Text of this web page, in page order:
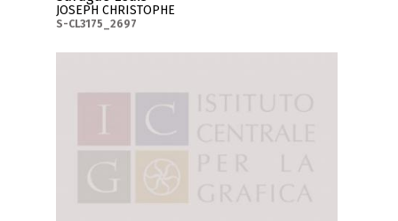
JOSEPH CHRISTOPHE
S-CL3175_2697